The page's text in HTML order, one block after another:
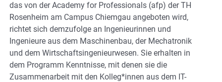
das von der Academy for Professionals (afp) der TH
Rosenheim am Campus Chiemgau angeboten wird,
richtet sich demzufolge an Ingenieurinnen und
Ingenieure aus dem Maschinenbau, der Mechatronik
und dem Wirtschaftsingenieurwesen. Sie erhalten in
dem Programm Kenntnisse, mit denen sie die
Zusammenarbeit mit den Kolleg*innen aus dem IT-